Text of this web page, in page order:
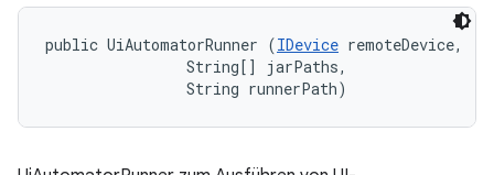
public UiAutomatorRunner (IDevice remoteDevice,
                String[] jarPaths,
                String runnerPath)